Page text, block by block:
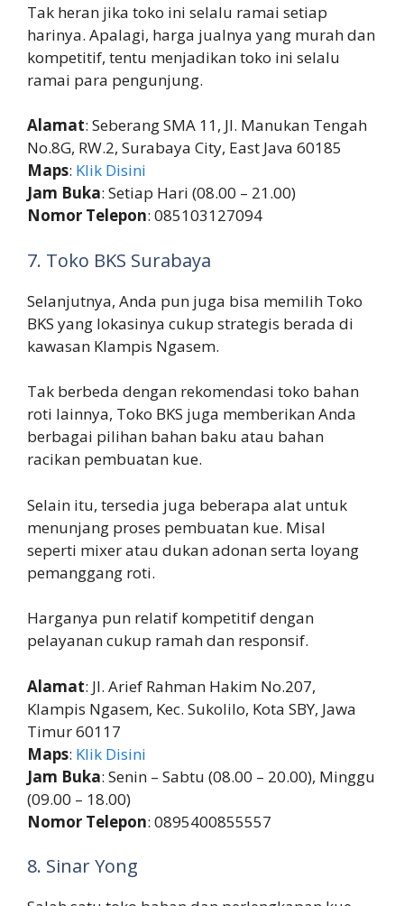
Tak heran jika toko ini selalu ramai setiap
harinya. Apalagi, harga jualnya yang murah dan
kompetitif, tentu menjadikan toko ini selalu
ramai para pengunjung.
Alamat: Seberang SMA 11, Jl. Manukan Tengah
No.8G, RW.2, Surabaya City, East Java 60185
Maps: Klik Disini
Jam Buka: Setiap Hari (08.00 – 21.00)
Nomor Telepon: 085103127094
7. Toko BKS Surabaya
Selanjutnya, Anda pun juga bisa memilih Toko
BKS yang lokasinya cukup strategis berada di
kawasan Klampis Ngasem.
Tak berbeda dengan rekomendasi toko bahan
roti lainnya, Toko BKS juga memberikan Anda
berbagai pilihan bahan baku atau bahan
racikan pembuatan kue.
Selain itu, tersedia juga beberapa alat untuk
menunjang proses pembuatan kue. Misal
seperti mixer atau dukan adonan serta loyang
pemanggang roti.
Harganya pun relatif kompetitif dengan
pelayanan cukup ramah dan responsif.
Alamat: Jl. Arief Rahman Hakim No.207,
Klampis Ngasem, Kec. Sukolilo, Kota SBY, Jawa
Timur 60117
Maps: Klik Disini
Jam Buka: Senin – Sabtu (08.00 – 20.00), Minggu
(09.00 – 18.00)
Nomor Telepon: 0895400855557
8. Sinar Yong